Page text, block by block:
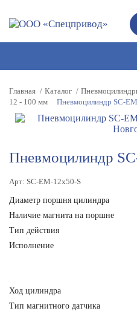
Главная Каталог
12 - 100 мм
Пневмоцилиндр SC-
Пневмоцилиндр
Арт: SC-EM-12x50-S
Диаметр поршня цилиндра
Наличие магнита на поршне
Тип действия
Исполнение
Ход цилиндра
Тип магнитного датчика